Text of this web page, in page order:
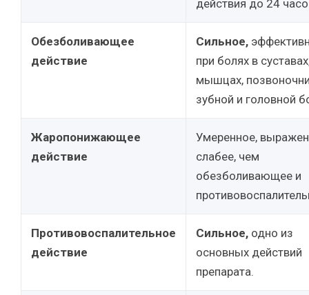
действия до 24
Обезболивающее
действие
Сильное,
при болях в
мышцах,
зубной и головной
Жаропонижающее
действие
Умеренное,
слабее, чем
обезболивающее и
Противовоспалительное
действие
Сильное, одно из
основных действий
препарата.